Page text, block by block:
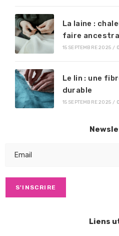
La laine :
faire
15 SEPTEMBRE 2025 /
Le lin : une
durable
15 SEPTEMBRE 2025 /
Liens